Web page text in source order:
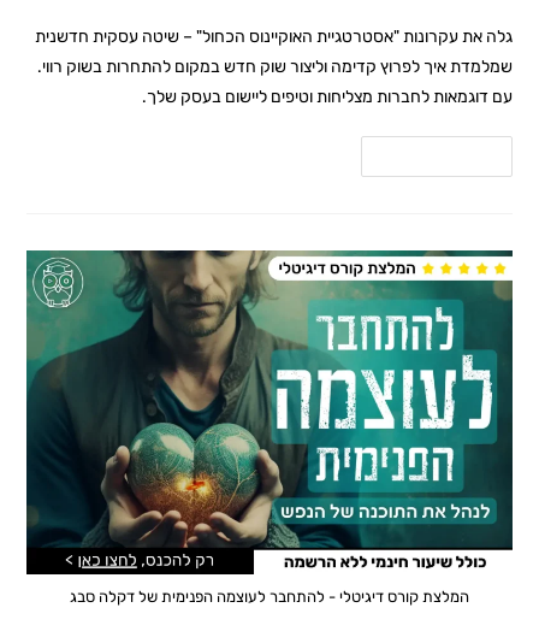
גלה את עקרונות "אסטרטגיית האוקיינוס הכחול" – שיטה עסקית חדשנית
שמלמדת איך לפרוץ קדימה וליצור שוק חדש במקום להתחרות בשוק רווי.
עם דוגמאות לחברות מצליחות וטיפים ליישום בעסק שלך.
המלצת קורס דיגיטלי - להתחבר לעוצמה הפנימית של דקלה סבג